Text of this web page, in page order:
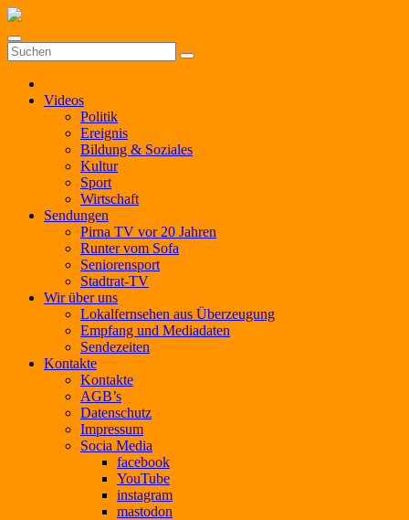
Zum
springen
Videos
Politik
Ereignis
Bildung & Soziales
Kultur
Sport
Wirtschaft
Sendungen
Pirna TV vor 20 Jahren
Runter vom Sofa
Seniorensport
Stadtrat-TV
Wir über uns
Lokalfernsehen aus Überzeugung
Empfang und Mediadaten
Sendezeiten
Kontakte
Kontakte
AGB’s
Datenschutz
Impressum
Socia Media
facebook
YouTube
instagram
mastodon